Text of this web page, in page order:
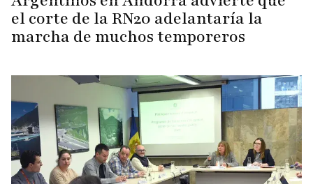
el corte de la RN20 adelantaría la
marcha de muchos temporeros